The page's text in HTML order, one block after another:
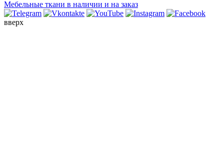
Мебельные ткани в наличии и на заказ
вверх